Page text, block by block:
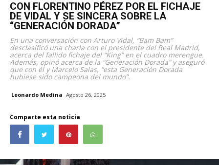
CON FLORENTINO PÉREZ POR EL FICHAJE
DE VIDAL Y SE SINCERA SOBRE LA
“GENERACIÓN DORADA”
En una conversación con Arturo Vidal, “Bam Bam”
desclasificó una charla con el presidente del Real Madrid,
acerca del fallido fichaje del “King” en el cuadro merengue.
Además, opinó acerca de la “Generación Dorada” y aseguró
que con él y Marcelo Salas, “esta Generación Dorada
hubiese sido campeona del mundo”.
Leonardo Medina Agosto 26, 2025
Comparte esta noticia